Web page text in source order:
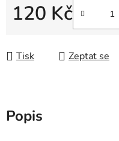
120 Kč
Tisk Zeptat se
Popis